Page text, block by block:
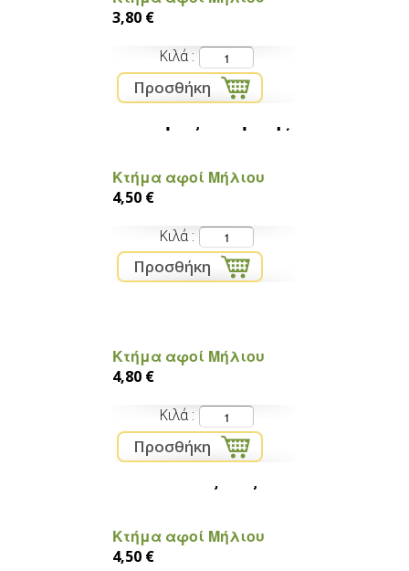
3,80 €
Κιλά
Κτήμα αφοί Μήλιου
4,50 €
Κιλά
Κτήμα αφοί Μήλιου
4,80 €
Κιλά
Κτήμα αφοί Μήλιου
4,50 €